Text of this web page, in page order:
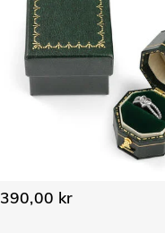
390,00 kr